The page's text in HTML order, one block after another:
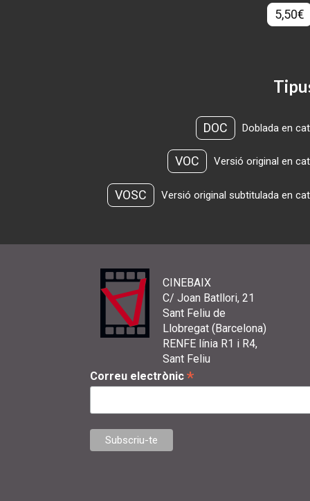
5,50€
DOC Doblada en
VOC Versió original en
VOSC Versió original subtitulada en
CINEBAIX
C/ Joan Batllori, 21
Sant Feliu de
Llobregat (Barcelona)
RENFE línia R1 i R4,
Sant Feliu
Correu electrònic *